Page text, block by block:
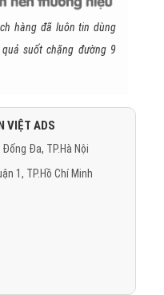
hàng đã luôn tin dùng
suốt chặng đường 9
VIỆT ADS
Đa, TP.Hà Nội
1, TP.Hồ Chí Minh